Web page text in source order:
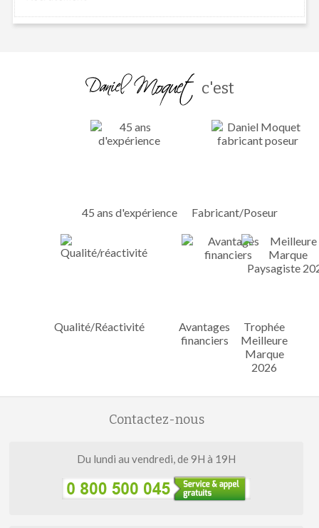
c'est
45 ans d'expérience Fabricant/Poseur
Qualité/Réactivité
Avantages
financiers
Trophée
Meilleure
Marque
2026
Contactez-nous
Du lundi au vendredi, de 9H à 19H